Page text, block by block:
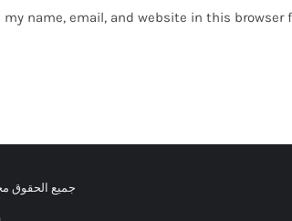
my name, email, and website in this
جميع الحقوق